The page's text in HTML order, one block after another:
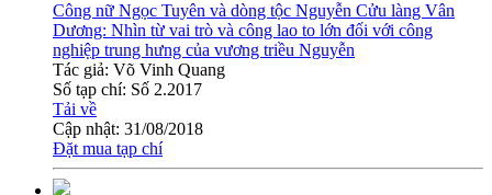
Công nữ Ngọc Tuyên và dòng tộc Nguyễn Cửu làng Vân
Dương: Nhìn từ vai trò và công lao to lớn đối với công
nghiệp trung hưng của vương triều Nguyễn
Tác giả: Võ Vinh Quang
Số tạp chí: Số 2.2017
Tải về
Cập nhật: 31/08/2018
Đặt mua tạp chí